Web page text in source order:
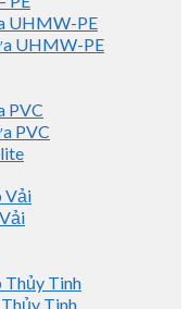
UHMW-PE
UHMW-PE
PVC
PVC
Vải
Thủy Tinh
Tinh